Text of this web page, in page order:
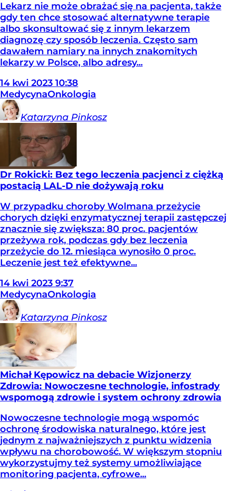
Lekarz nie może obrażać się na pacjenta, także
gdy ten chce stosować alternatywne terapie
albo skonsultować się z innym lekarzem
diagnozę czy sposób leczenia. Często sam
dawałem namiary na innych znakomitych
lekarzy w Polsce, albo adresy...
14 kwi 2023 10:38
MedycynaOnkologia
Katarzyna Pinkosz
Dr Rokicki: Bez tego leczenia pacjenci z ciężką
postacią LAL-D nie dożywają roku
W przypadku choroby Wolmana przeżycie
chorych dzięki enzymatycznej terapii zastępczej
znacznie się zwiększa: 80 proc. pacjentów
przeżywa rok, podczas gdy bez leczenia
przeżycie do 12. miesiąca wynosiło 0 proc.
Leczenie jest też efektywne...
14 kwi 2023 9:37
MedycynaOnkologia
Katarzyna Pinkosz
Michał Kępowicz na debacie Wizjonerzy
Zdrowia: Nowoczesne technologie, infostrady
wspomogą zdrowie i system ochrony zdrowia
Nowoczesne technologie mogą wspomóc
ochronę środowiska naturalnego, które jest
jednym z najważniejszych z punktu widzenia
wpływu na chorobowość. W większym stopniu
wykorzystujmy też systemy umożliwiające
monitoring pacjenta, cyfrowe...